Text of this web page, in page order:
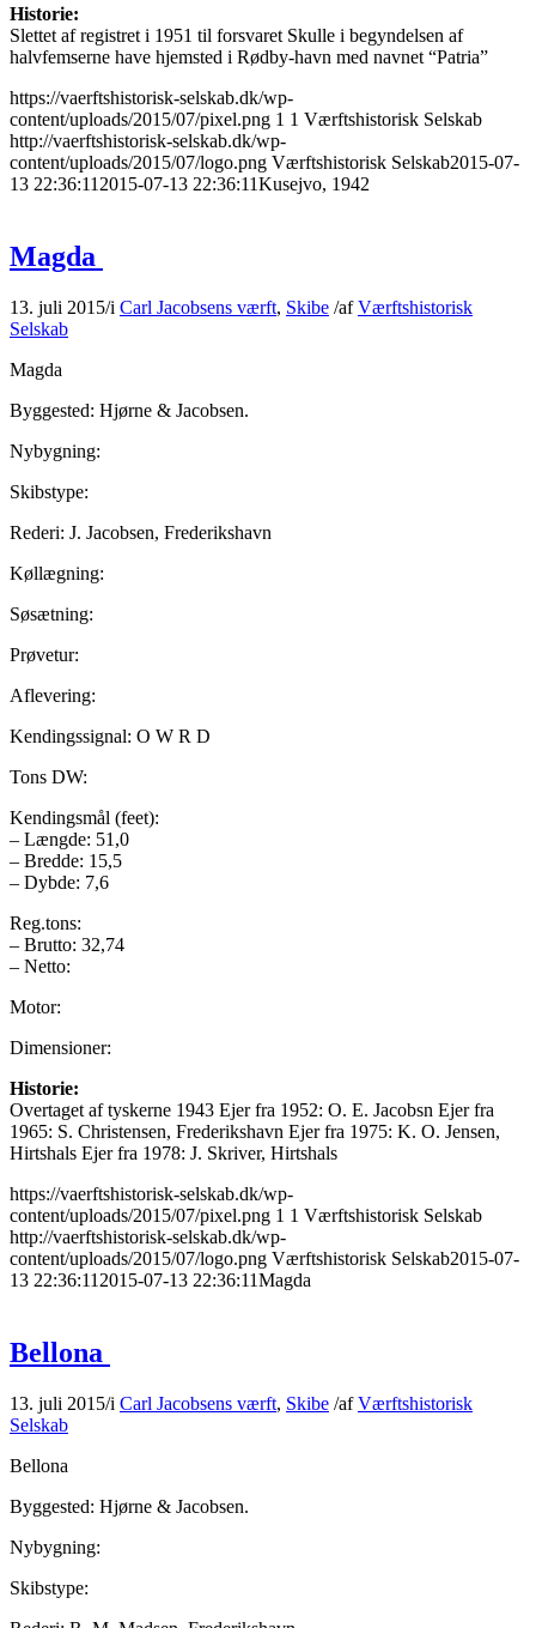
Historie:
Slettet af registret i 1951 til forsvaret Skulle i begyndelsen af
halvfemserne have hjemsted i Rødby-havn med navnet “Patria”
https://vaerftshistorisk-selskab.dk/wp-
content/uploads/2015/07/pixel.png 1 1 Værftshistorisk Selskab
http://vaerftshistorisk-selskab.dk/wp-
content/uploads/2015/07/logo.png Værftshistorisk Selskab2015-07-
13 22:36:11 2015-07-13 22:36:11Kusejvo, 1942
Magda
13. juli 2015/i Carl Jacobsens værft, Skibe /afVærftshistorisk
Selskab
Magda
Byggested: Hjørne & Jacobsen.
Nybygning:
Skibstype:
Rederi: J. Jacobsen, Frederikshavn
Køllægning:
Søsætning:
Prøvetur:
Aflevering:
Kendingssignal: O W R D
Tons DW:
Kendingsmål (feet):
– Længde: 51,0
– Bredde: 15,5
– Dybde: 7,6
Reg.tons:
– Brutto: 32,74
– Netto:
Motor:
Dimensioner:
Historie:
Overtaget af tyskerne 1943 Ejer fra 1952: O. E. Jacobsn Ejer fra
1965: S. Christensen, Frederikshavn Ejer fra 1975: K. O. Jensen,
Hirtshals Ejer fra 1978: J. Skriver, Hirtshals
https://vaerftshistorisk-selskab.dk/wp-
content/uploads/2015/07/pixel.png 1 1 Værftshistorisk Selskab
http://vaerftshistorisk-selskab.dk/wp-
content/uploads/2015/07/logo.png Værftshistorisk Selskab2015-07-
13 22:36:11 2015-07-13 22:36:11Magda
Bellona
13. juli 2015/i Carl Jacobsens værft, Skibe /afVærftshistorisk
Selskab
Bellona
Byggested: Hjørne & Jacobsen.
Nybygning:
Skibstype: